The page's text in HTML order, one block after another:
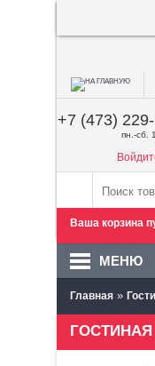
+7 (473)
пн.-сб.
Ваша корзина
МЕНЮ
Главная »